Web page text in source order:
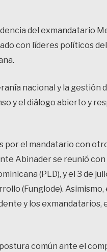
del exmandatario
con líderes políticos
nacional y la gestión
y el diálogo abierto y
por el mandatario con
Abinader se reunió con
(PLD), y el 3 de
(Funglode). Asimismo,
y los exmandatarios,
común ante el